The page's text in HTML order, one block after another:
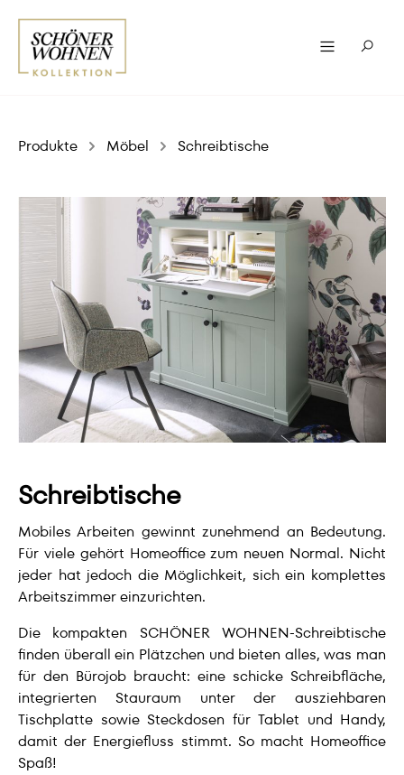
Produkte Möbel Schreibtische
Schreibtische
Mobiles Arbeiten gewinnt zunehmend an Bedeutung.
Für viele gehört Homeoffice zum neuen Normal. Nicht
jeder hat jedoch die Möglichkeit, sich ein komplettes
Arbeitszimmer einzurichten.
Die kompakten SCHÖNER WOHNEN-Schreibtische
finden überall ein Plätzchen und bieten alles, was man
für den Bürojob braucht: eine schicke Schreibfläche,
integrierten Stauraum unter der ausziehbaren
Tischplatte sowie Steckdosen für Tablet und Handy,
damit der Energiefluss stimmt. So macht Homeoffice
Spaß!